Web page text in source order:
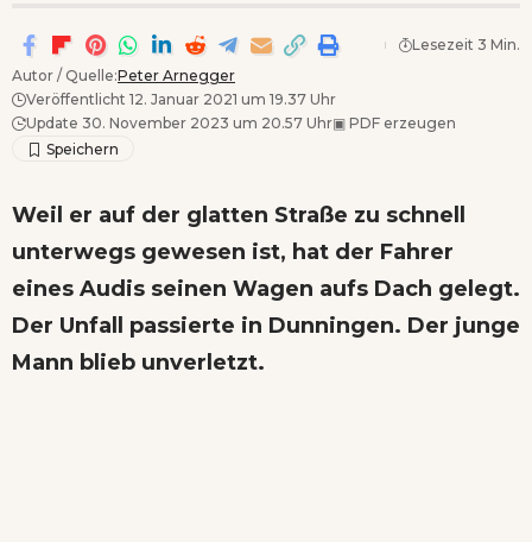
Autor / Quelle:Peter Arnegger
Veröffentlicht 12. Januar 2021 um 19.37 Uhr
Update 30. November 2023 um 20.57 Uhr▣ PDF erzeugen
Lesezeit 3 Min.
Weil er auf der glatten Straße zu schnell
unterwegs gewesen ist, hat der Fahrer
eines Audis seinen Wagen aufs Dach gelegt.
Der Unfall passierte in Dunningen. Der junge
Mann blieb unverletzt.